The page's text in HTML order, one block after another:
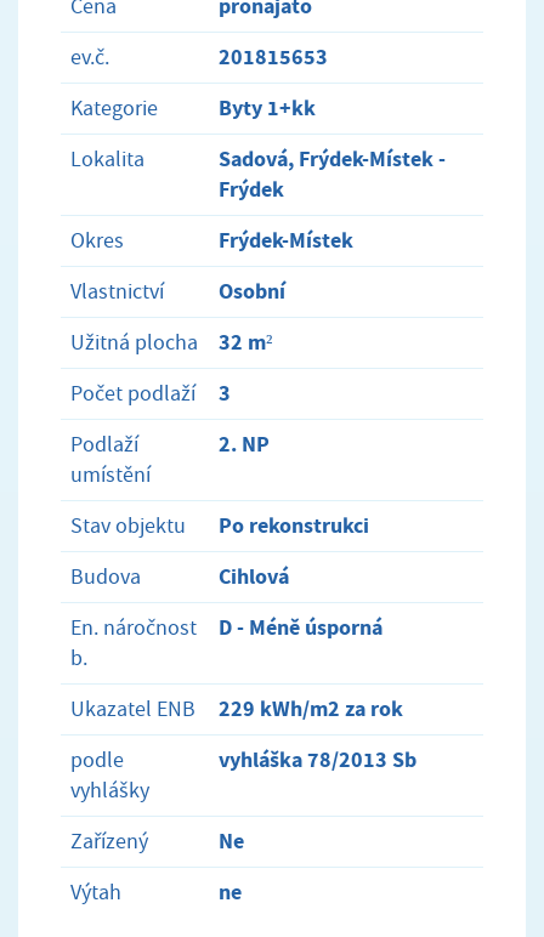
Cena
ev.č. 201815653
Kategorie Byty 1+kk
Lokalita
Sadová, Frýdek-Místek -
Frýdek
Okres Frýdek-Místek
Vlastnictví Osobní
Užitná plocha 32 m²
Počet podlaží 3
Podlaží
umístění
2. NP
Stav objektu Po rekonstrukci
Budova Cihlová
En. náročnost
b.
D - Méně úsporná
Ukazatel ENB 229 kWh/m2 za rok
podle
vyhlášky
vyhláška 78/2013 Sb
Zařízený Ne
Výtah ne